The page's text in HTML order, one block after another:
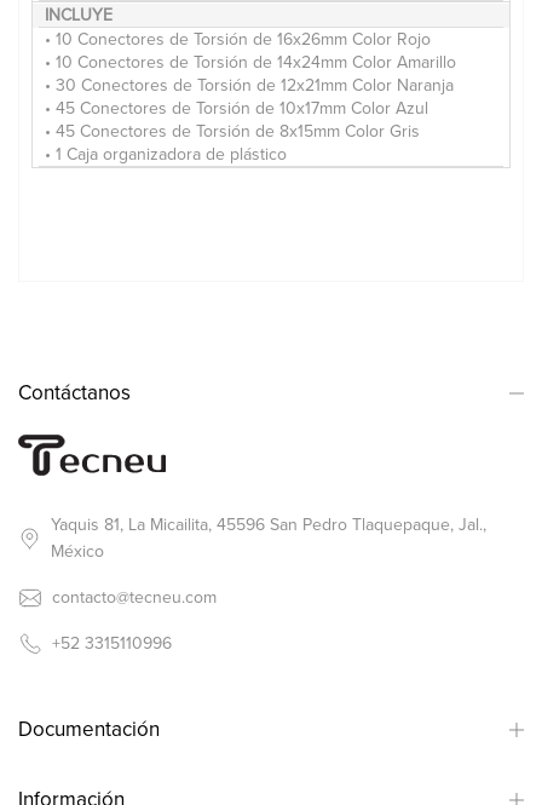
INCLUYE
• 10 Conectores de Torsión de 16x26mm Color Rojo
• 10 Conectores de Torsión de 14x24mm Color Amarillo
• 30 Conectores de Torsión de 12x21mm Color Naranja
• 45 Conectores de Torsión de 10x17mm Color Azul
• 45 Conectores de Torsión de 8x15mm Color Gris
• 1 Caja organizadora de plástico
Contáctanos
Yaquis 81, La Micailita, 45596 San Pedro Tlaquepaque, Jal.,
México
contacto@tecneu.com
+52 3315110996
Documentación
Información